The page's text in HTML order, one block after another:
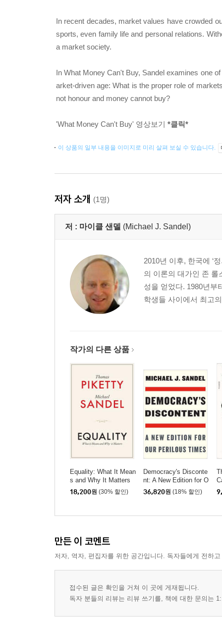
In recent decades, market values have crowded
sports, even family life and personal relations.
a market society.
In What Money Can't Buy, Sandel examines one
arket-driven age: What is the proper role of
not honour and money cannot buy?
'What Money Can't Buy' 영상보기 *클릭*
이 상품의 일부 내용을 이미지로 미리 살펴 보실 수 있습니다.
저자 소개 (1명)
저 : 마이클 샌델 (Michael J. Sandel)
2010년 이후, 한국에 ‘
의 이론의 대가인 존 롤
성을 얻었다. 1980년부
학생들 사이에서 최고
작가의 다른 상품
Equality: What It Mean
s and Why It Matters
18,200원 (30% 할인)
Democracy's Disconte
nt: A New Edition for O
ur Perilous Times
36,820원 (18% 할인)
만든 이 코멘트
저자, 역자, 편집자를 위한 공간입니다. 독자들에게 전하
접수된 글은 확인을 거쳐 이 곳에 게재됩니다.
독자 분들의 리뷰는 리뷰 쓰기를, 책에 대한 문의는